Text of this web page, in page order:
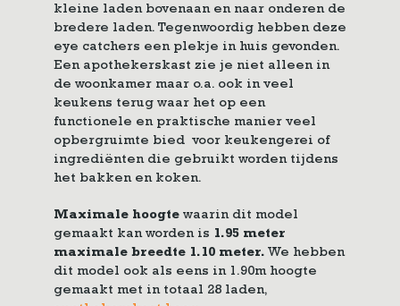
kleine laden bovenaan en naar onderen de
bredere laden. Tegenwoordig hebben deze
eye catchers een plekje in huis gevonden.
Een apothekerskast zie je niet alleen in
de woonkamer maar o.a. ook in veel
keukens terug waar het op een
functionele en praktische manier veel
opbergruimte bied voor keukengerei of
ingrediënten die gebruikt worden tijdens
het bakken en koken.
Maximale hoogte waarin dit model
gemaakt kan worden is 1.95 meter
maximale breedte 1.10 meter. We hebben
dit model ook als eens in 1.90m hoogte
gemaakt met in totaal 28 laden,